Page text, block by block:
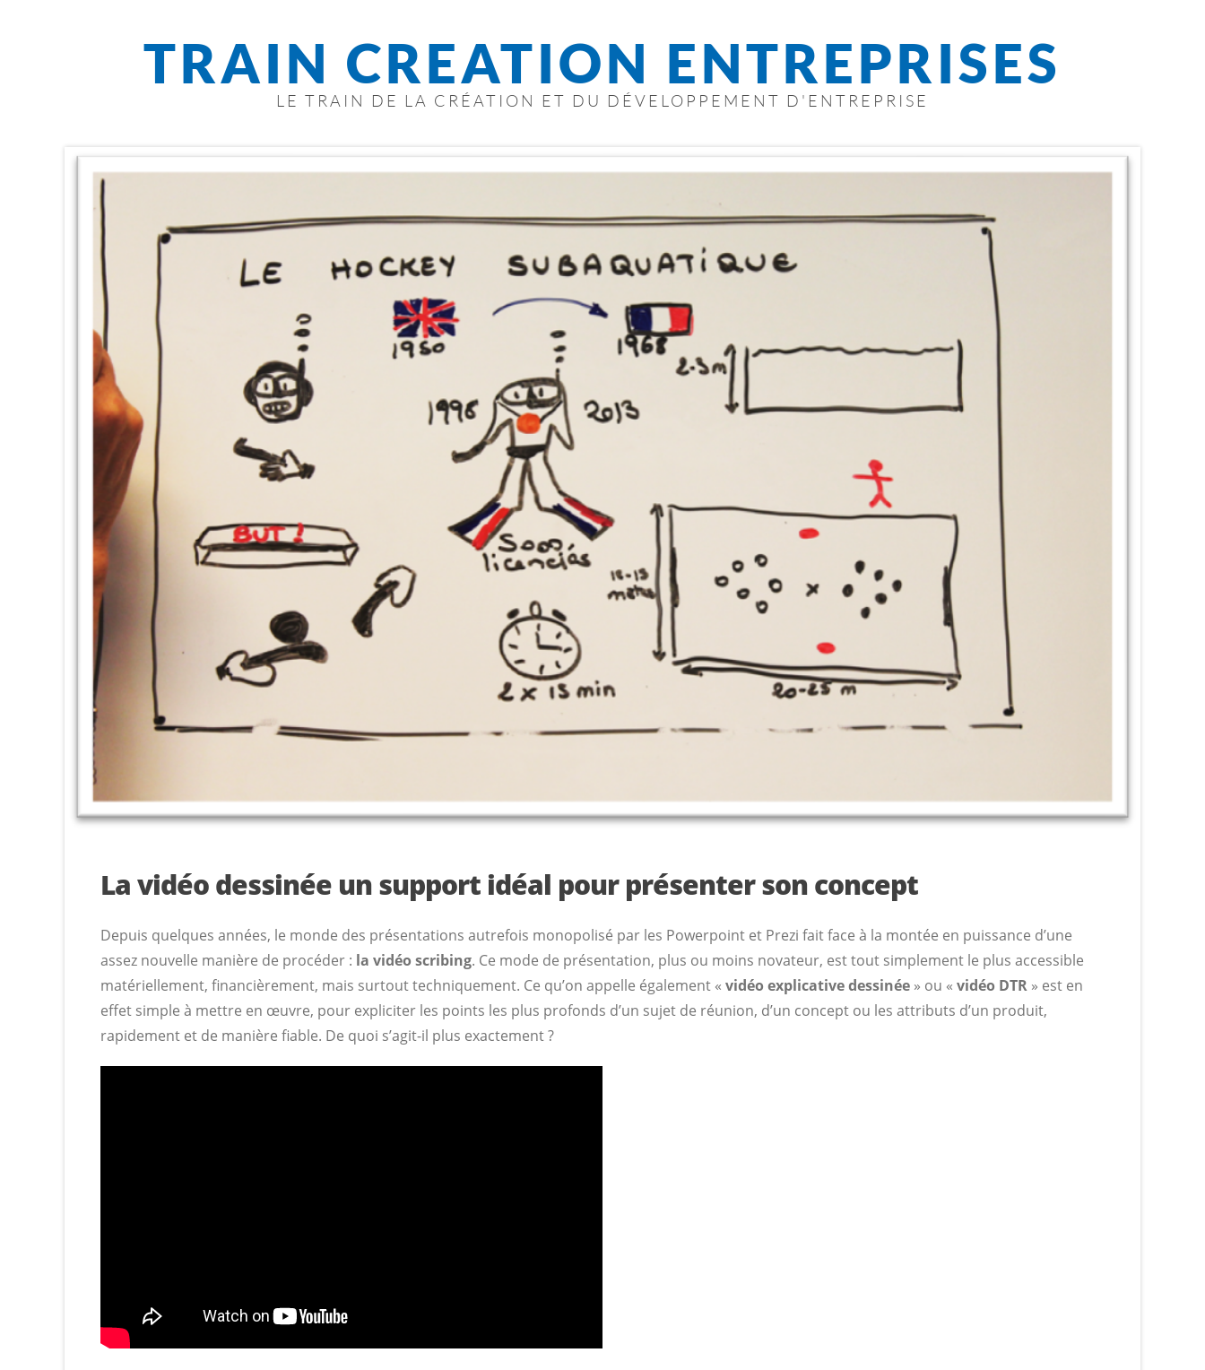
TRAIN CREATION ENTREPRISES
LE TRAIN DE LA CRÉATION ET DU DÉVELOPPEMENT D'ENTREPRISE
La vidéo dessinée un support idéal pour présenter son concept
Depuis quelques années, le monde des présentations autrefois monopolisé par les Powerpoint et Prezi fait face à la montée en puissance d’une
assez nouvelle manière de procéder : la vidéo scribing. Ce mode de présentation, plus ou moins novateur, est tout simplement le plus accessible
matériellement, financièrement, mais surtout techniquement. Ce qu’on appelle également « vidéo explicative dessinée » ou « vidéo DTR » est en
effet simple à mettre en œuvre, pour expliciter les points les plus profonds d’un sujet de réunion, d’un concept ou les attributs d’un produit,
rapidement et de manière fiable. De quoi s’agit-il plus exactement ?